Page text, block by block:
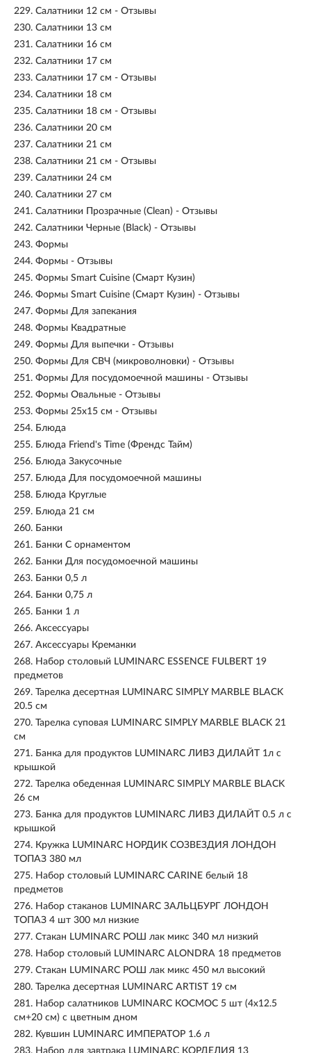
229. Салатники 12 см - Отзывы
230. Салатники 13 см
231. Салатники 16 см
232. Салатники 17 см
233. Салатники 17 см - Отзывы
234. Салатники 18 см
235. Салатники 18 см - Отзывы
236. Салатники 20 см
237. Салатники 21 см
238. Салатники 21 см - Отзывы
239. Салатники 24 см
240. Салатники 27 см
241. Салатники Прозрачные (Clean) - Отзывы
242. Салатники Черные (Black) - Отзывы
243. Формы
244. Формы - Отзывы
245. Формы Smart Cuisine (Смарт Кузин)
246. Формы Smart Cuisine (Смарт Кузин) - Отзывы
247. Формы Для запекания
248. Формы Квадратные
249. Формы Для выпечки - Отзывы
250. Формы Для СВЧ (микроволновки) - Отзывы
251. Формы Для посудомоечной машины - Отзывы
252. Формы Овальные - Отзывы
253. Формы 25х15 см - Отзывы
254. Блюда
255. Блюда Friend's Time (Френдс Тайм)
256. Блюда Закусочные
257. Блюда Для посудомоечной машины
258. Блюда Круглые
259. Блюда 21 см
260. Банки
261. Банки С орнаментом
262. Банки Для посудомоечной машины
263. Банки 0,5 л
264. Банки 0,75 л
265. Банки 1 л
266. Аксессуары
267. Аксессуары Креманки
268. Набор столовый LUMINARC ESSENCE FULBERT 19
предметов
269. Тарелка десертная LUMINARC SIMPLY MARBLE BLACK
20.5 см
270. Тарелка суповая LUMINARC SIMPLY MARBLE BLACK 21
см
271. Банка для продуктов LUMINARC ЛИВЗ ДИЛАЙТ 1л с
крышкой
272. Тарелка обеденная LUMINARC SIMPLY MARBLE BLACK
26 см
273. Банка для продуктов LUMINARC ЛИВЗ ДИЛАЙТ 0.5 л с
крышкой
274. Кружка LUMINARC НОРДИК СОЗВЕЗДИЯ ЛОНДОН
ТОПАЗ 380 мл
275. Набор столовый LUMINARC CARINE белый 18
предметов
276. Набор стаканов LUMINARC ЗАЛЬЦБУРГ ЛОНДОН
ТОПАЗ 4 шт 300 мл низкие
277. Стакан LUMINARC РОШ лак микс 340 мл низкий
278. Набор столовый LUMINARC ALONDRA 18 предметов
279. Стакан LUMINARC РОШ лак микс 450 мл высокий
280. Тарелка десертная LUMINARC ARTIST 19 см
281. Набор салатников LUMINARC КОСМОС 5 шт (4х12.5
см+20 см) с цветным дном
282. Кувшин LUMINARC ИМПЕРАТОР 1.6 л
283. Набор для завтрака LUMINARC КОРДЕЛИЯ 13